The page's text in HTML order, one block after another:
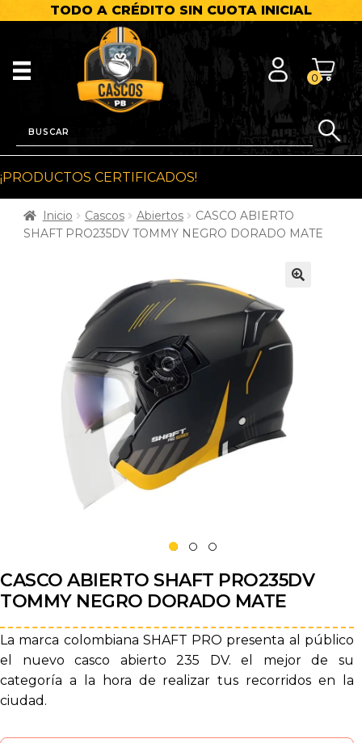
TODO A CRÉDITO SIN CUOTA INICIAL
0
¡PRODUCTOS CERTIFICADOS!
Inicio Cascos Abiertos
CASCO ABIERTO
SHAFT PRO235DV TOMMY NEGRO DORADO MATE
CASCO ABIERTO SHAFT PRO235DV
TOMMY NEGRO DORADO MATE
La marca colombiana SHAFT PRO presenta al público
el nuevo casco abierto 235 DV. el mejor de su
categoría a la hora de realizar tus recorridos en la
ciudad.